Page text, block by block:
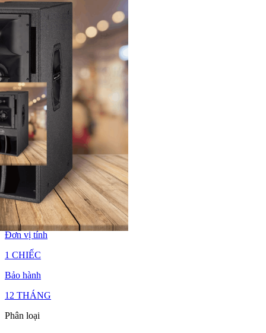
Trang chủ
LOA (Speker)
LOA LACLUB C12
LOA LACLUB C12
30.175.000₫ 35.500.000₫
Đơn vị tính
1 CHIẾC
Bảo hành
12 THÁNG
Phân loại